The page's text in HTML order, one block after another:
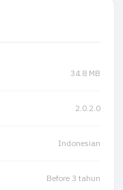
34.8 MB
2.0.2.0
Indonesian
Before 3 tahun